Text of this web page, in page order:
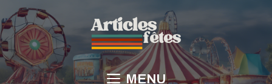
Aller
au
contenu
MENU